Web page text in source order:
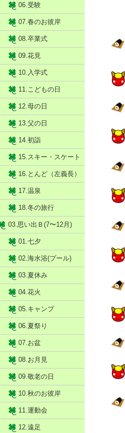
06.受験
07.春のお彼岸
08.卒業式
09.花見
10.入学式
11.こどもの日
12.母の日
13.父の日
14.初詣
15.スキー・スケート
16.とんど（左義長）
17.温泉
18.冬の旅行
03.思い出Ｂ(7〜12月)
01.七夕
02.海水浴(プール)
03.夏休み
04.花火
05.キャンプ
06.夏祭り
07.お盆
08.お月見
09.敬老の日
10.秋のお彼岸
11.運動会
12.遠足